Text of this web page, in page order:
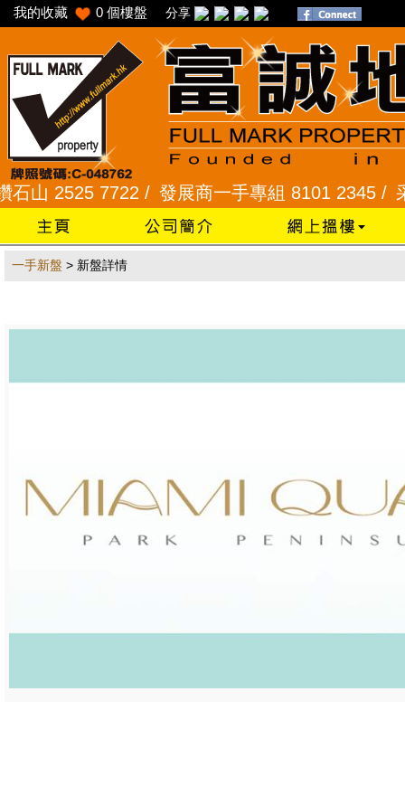
我的收藏 0 個樓盤 分享
2525 7722 / 發展商一手專組 8101 2345 /采頣
一手新盤 > 新盤詳情